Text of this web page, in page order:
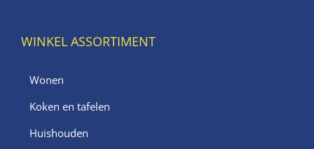
WINKEL ASSORTIMENT
Wonen
Koken en tafelen
Huishouden